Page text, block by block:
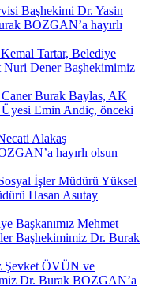
Başhekimi Dr. Yasin
BOZGAN’a hayırlı
Tartar, Belediye
Nuri Dener Başhekimimiz
Burak Baylas, AK
Emin Andiç, önceki
Alakaş
hayırlı olsun
İşler Müdürü Yüksel
Hasan Asutay
Başkanımız Mehmet
Başhekimimiz Dr. Burak
Şevket ÖVÜN ve
Dr. Burak BOZGAN’a